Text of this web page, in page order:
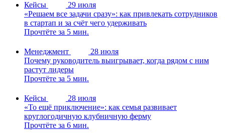
Кейсы
29 июля
«Решаем все задачи сразу»: как привлекать сотрудников
в стартап и за счёт чего удерживать
Прочтёте за 5 мин.
Менеджмент
28 июля
Почему руководитель выигрывает, когда рядом с ним
растут лидеры
Прочтёте за 5 мин.
Кейсы
28 июля
«То ещё приключение»: как семья развивает
круглогодичную клубничную ферму
Прочтёте за 6 мин.